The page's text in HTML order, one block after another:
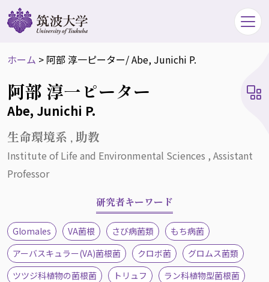
ホーム > 阿部 淳一ピーター/ Abe, Junichi P.
阿部 淳一ピーター
Abe, Junichi P.
生命環境系 , 助教
Institute of Life and Environmental Sciences , Assistant
Professor
研究者キーワード
Glomales VA菌根 さび病菌類
もち病菌
アーバスキュラー(VA)菌根菌
クロボ菌
グロムス菌類
ツツジ科植物の菌根菌
トリュフ
ラン科植物型菌根菌